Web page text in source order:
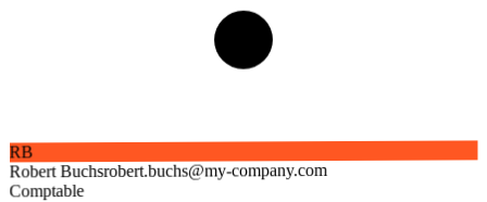
RB
Robert Buchsrobert.buchs@my-company.com
Comptable